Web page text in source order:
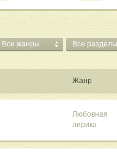
Все жанры Все разделы
Жанр
Любовная
лирика